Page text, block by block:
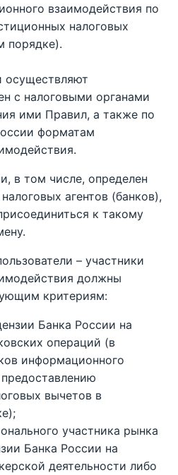
взаимодействия по
налоговых
порядке).
осуществляют
с налоговыми органами
ими Правил, а также по
форматам
в том числе, определен
агентов (банков),
к такому
– участники
должны
критериям:
Банка России на
операций (в
информационного
вычетов в
участника рынка
Банка России на
деятельности либо